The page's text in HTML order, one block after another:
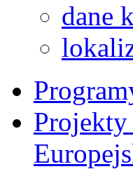
dane
Projekty